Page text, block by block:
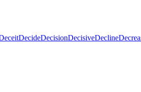
DecideDecisionDecisiveDecline